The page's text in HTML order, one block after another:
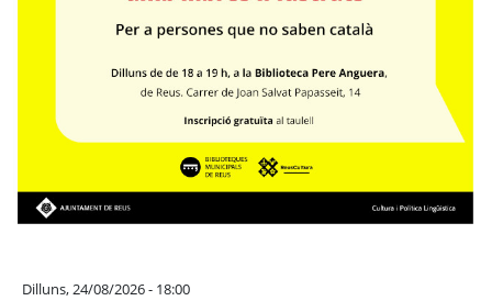
Dilluns, 24/08/2026 - 18:00